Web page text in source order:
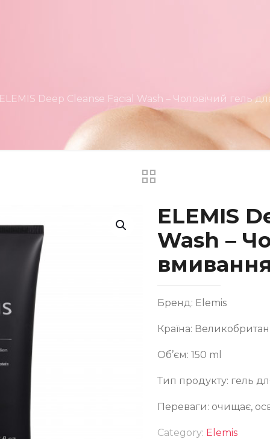
Deep Cleanse Facial Wash – Чоловічий гель
ELEMIS
Wash –
Бренд: Elemis
Країна:
Об’єм: 150 ml
Тип продукту: гель
Переваги: очищає,
Category: Elemis
Deep Cleanse Facial Wash – Чоловічий гель для